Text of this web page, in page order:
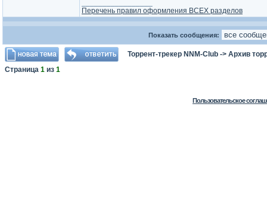
Перечень правил оформления ВСЕХ разделов
Показать сообщения:
Торрент-трекер NNM-Club -> Архив
Страница 1 из 1
Пользовательское